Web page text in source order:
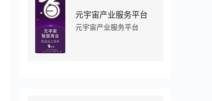
元宇宙产业服务平台
元宇宙产业服务平台